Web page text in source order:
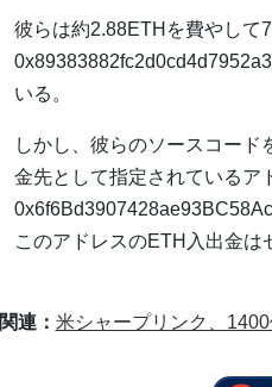
彼らは約2.88ETHを費やして
いる。
しかし、彼らのソースコー
金先として指定されているア
このアドレスのETH入出金は
関連： 米シャープリンク、